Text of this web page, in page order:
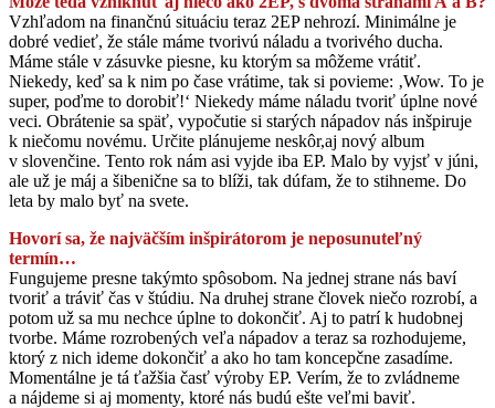
Vzhľadom na finančnú situáciu teraz 2EP nehrozí. Minimálne je
dobré vedieť, že stále máme tvorivú náladu a tvorivého ducha.
Máme stále v zásuvke piesne, ku ktorým sa môžeme vrátiť.
Niekedy, keď sa k nim po čase vrátime, tak si povieme: ‚Wow. To je
super, poďme to dorobiť!‘ Niekedy máme náladu tvoriť úplne nové
veci. Obrátenie sa späť, vypočutie si starých nápadov nás inšpiruje
k niečomu novému. Určite plánujeme neskôr,aj nový album
v slovenčine. Tento rok nám asi vyjde iba EP. Malo by vyjsť v júni,
ale už je máj a šibenične sa to blíži, tak dúfam, že to stihneme. Do
leta by malo byť na svete.
Hovorí sa, že najväčším inšpirátorom je neposunuteľný
termín…
Fungujeme presne takýmto spôsobom. Na jednej strane nás baví
tvoriť a tráviť čas v štúdiu. Na druhej strane človek niečo rozrobí, a
potom už sa mu nechce úplne to dokončiť. Aj to patrí k hudobnej
tvorbe. Máme rozrobených veľa nápadov a teraz sa rozhodujeme,
ktorý z nich ideme dokončiť a ako ho tam koncepčne zasadíme.
Momentálne je tá ťažšia časť výroby EP. Verím, že to zvládneme
a nájdeme si aj momenty, ktoré nás budú ešte veľmi baviť.